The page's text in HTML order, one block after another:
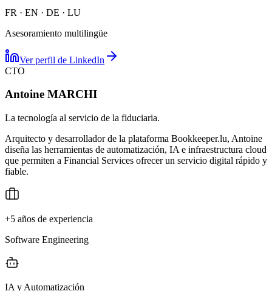
FR · EN · DE · LU
Asesoramiento multilingüe
Ver perfil de LinkedIn
CTO
Antoine MARCHI
La tecnología al servicio de la fiduciaria.
Arquitecto y desarrollador de la plataforma Bookkeeper.lu, Antoine
diseña las herramientas de automatización, IA e infraestructura cloud
que permiten a Financial Services ofrecer un servicio digital rápido y
fiable.
+5 años de experiencia
Software Engineering
IA y Automatización